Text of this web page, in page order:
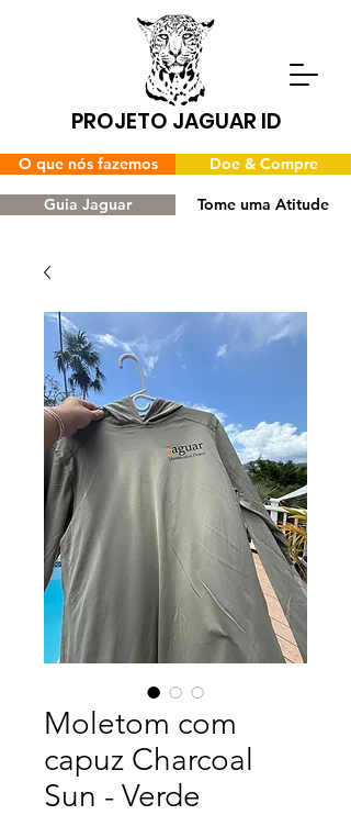
PROJETO JAGUAR ID
O que nós fazemos
Guia Jaguar Tome uma Atitude
Doe & Compre
Moletom com
capuz Charcoal
Sun - Verde